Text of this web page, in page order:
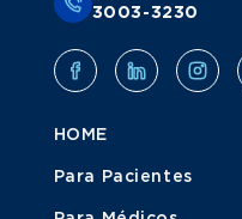
3003-3230
HOME
Para Pacientes